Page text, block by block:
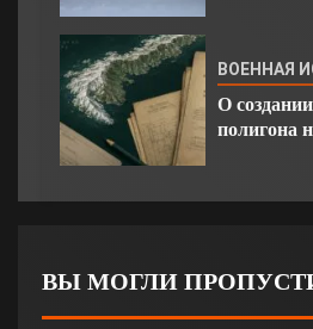
ВОЕННАЯ
О
полигона
ВЫ МОГЛИ